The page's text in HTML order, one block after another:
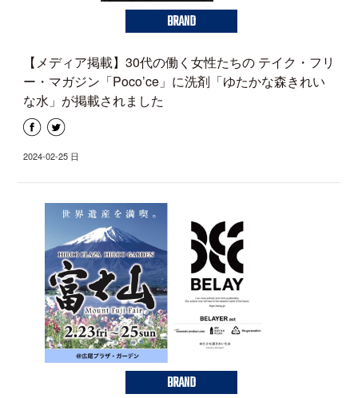
BRAND
【メディア掲載】30代の働く女性たちの テイク・フリ
ー・マガジン「Poco’ce」に洗剤「ゆたかな森きれい
な水」が掲載されました
2024-02-25 日
BRAND